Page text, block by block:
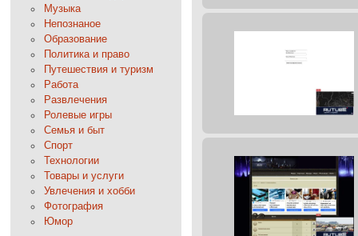
Музыка
Непознаное
Образование
Политика и право
Путешествия и туризм
Работа
Развлечения
Ролевые игры
Семья и быт
Спорт
Технологии
Товары и услуги
Увлечения и хобби
Фотография
Юмор